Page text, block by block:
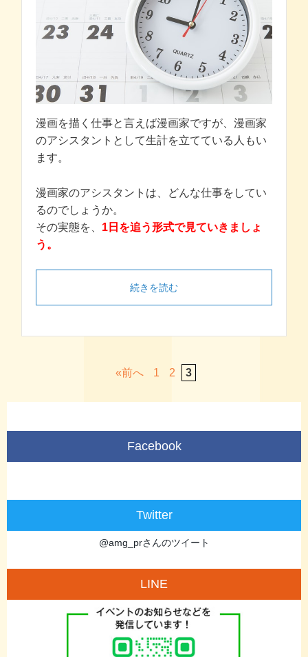
漫画を描く仕事と言えば漫画家ですが、漫画家
のアシスタントとして生計を立てている人もい
ます。
漫画家のアシスタントは、どんな仕事をしてい
るのでしょうか。
その実態を、 1日を追う形式で見ていきましょ
う。
続きを読む
« 1 2 3
Facebook
Twitter
@amg_prさんのツイート
LINE